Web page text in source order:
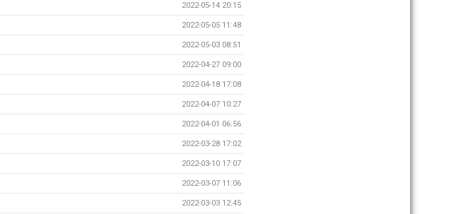
2022-05-14 20:15
2022-05-05 11:48
2022-05-03 08:51
2022-04-27 09:00
2022-04-18 17:08
2022-04-07 10:27
2022-04-01 06:56
2022-03-28 17:02
2022-03-10 17:07
2022-03-07 11:06
2022-03-03 12:45